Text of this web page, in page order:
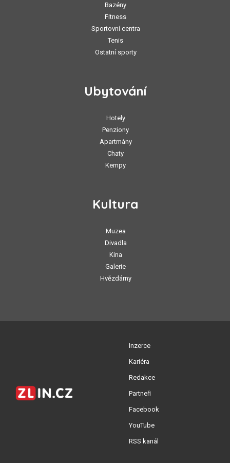
Bazény
Fitness
Sportovní centra
Tenis
Ostatní sporty
Ubytování
Hotely
Penziony
Apartmány
Chaty
Kempy
Kultura
Muzea
Divadla
Kina
Galerie
Hvězdárny
Inzerce
Kariéra
Redakce
Partneři
Facebook
YouTube
RSS kanál